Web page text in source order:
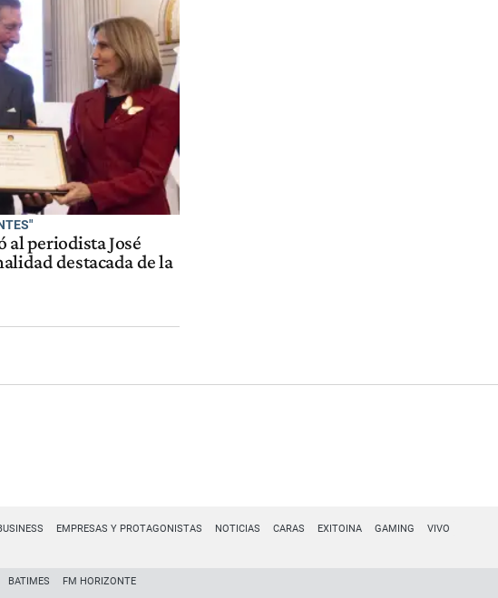
periodista José
destacada de la
EMPRESAS Y PROTAGONISTAS NOTICIAS CARAS EXITOINA GAMING VIVO
BATIMES FM HORIZONTE